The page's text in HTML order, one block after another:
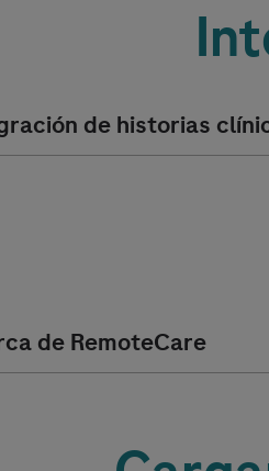
de historias
de RemoteCare